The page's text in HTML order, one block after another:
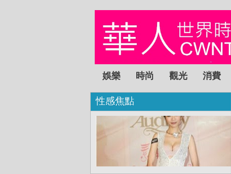
娛樂 時尚 觀光 消費
性感焦點